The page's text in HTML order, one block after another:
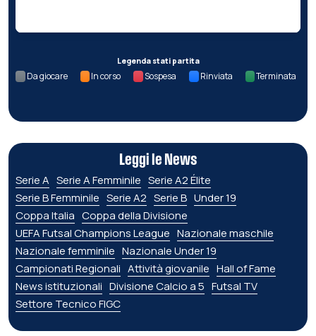
Legenda stati partita
Da giocare In corso Sospesa Rinviata Terminata
Leggi le News
Serie A Serie A Femminile Serie A2 Élite
Serie B Femminile Serie A2 Serie B Under 19
Coppa Italia Coppa della Divisione
UEFA Futsal Champions League Nazionale maschile
Nazionale femminile Nazionale Under 19
Campionati Regionali Attività giovanile Hall of Fame
News istituzionali Divisione Calcio a 5 Futsal TV
Settore Tecnico FIGC